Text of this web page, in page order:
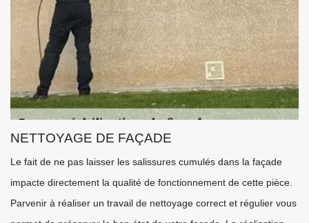
NETTOYAGE DE FAÇADE
Le fait de ne pas laisser les salissures cumulés dans la façade
impacte directement la qualité de fonctionnement de cette pièce.
Parvenir à réaliser un travail de nettoyage correct et régulier vous